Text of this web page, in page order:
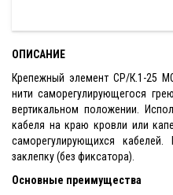
ОПИСАНИЕ
Крепежный элемент СР/К.1-25
нити саморегулирующегося
вертикальном положении.
кабеля на краю кровли или
саморегулирующихся
заклепку (без фиксатора).
Основные преимущества